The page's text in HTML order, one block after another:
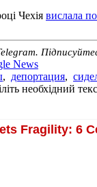
Чехія вислала
News
, депортация,
необхідний